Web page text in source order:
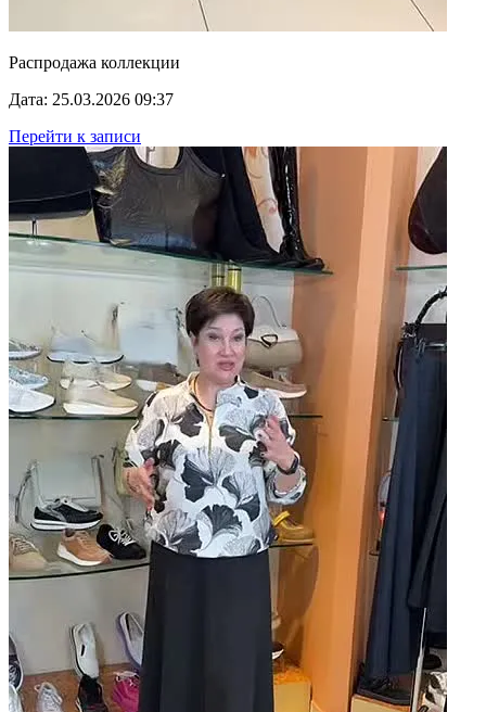
Распродажа коллекции
Дата: 25.03.2026 09:37
Перейти к записи